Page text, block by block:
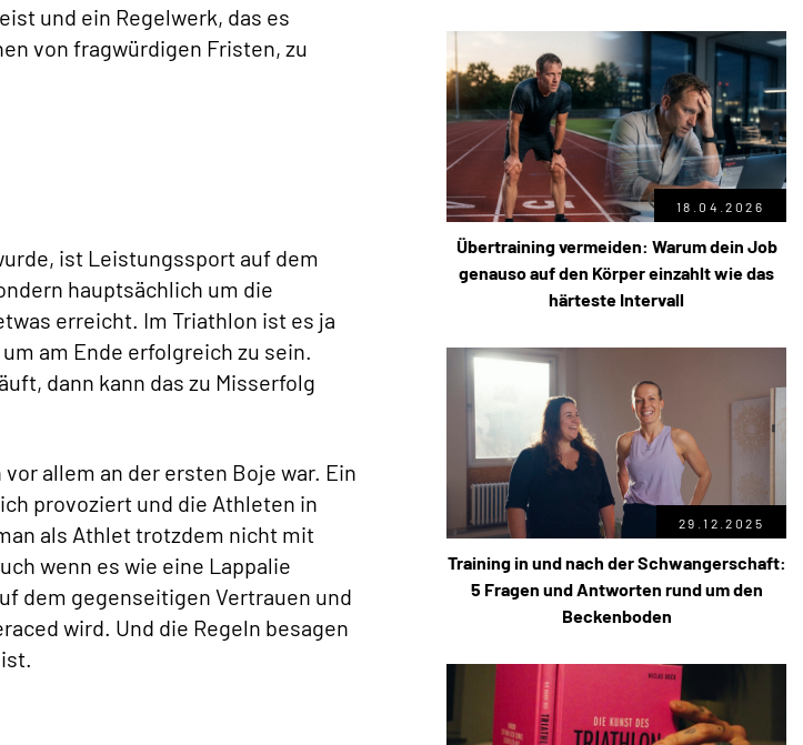
und ein Regelwerk, das es
von fragwürdigen Fristen, zu
ist Leistungssport auf dem
hauptsächlich um die
erreicht. Im Triathlon ist es ja
am Ende erfolgreich zu sein.
dann kann das zu Misserfolg
allem an der ersten Boje war. Ein
provoziert und die Athleten in
als Athlet trotzdem nicht mit
wenn es wie eine Lappalie
dem gegenseitigen Vertrauen und
wird. Und die Regeln besagen
18.04.2026
Übertraining vermeiden: Warum dein Job
genauso auf den Körper einzahlt wie das
härteste Intervall
29.12.2025
Training in und nach der Schwangerschaft:
5 Fragen und Antworten rund um den
Beckenboden